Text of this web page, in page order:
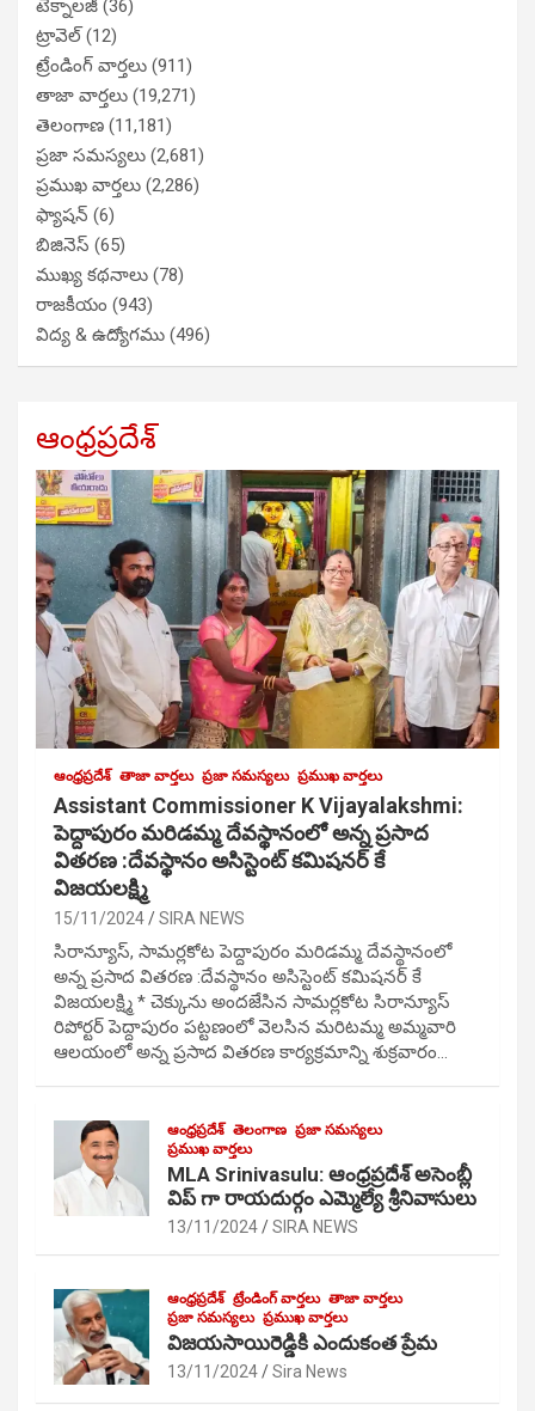
టెక్నాలజీ (36)
ట్రావెల్(12)
ట్రేండింగ్ వార్తలు (911)
తాజా వార్తలు (19,271)
తెలంగాణ (11,181)
ప్రజా సమస్యలు (2,681)
ప్రముఖ వార్తలు (2,286)
ఫ్యాషన్ (6)
బిజినెస్ (65)
ముఖ్య కథనాలు (78)
రాజకీయం (943)
విద్య & ఉద్యోగము (496)
ఆంధ్రప్రదేశ్
ఆంధ్రప్రదేశ్ తాజా వార్తలు ప్రజా సమస్యలు ప్రముఖ వార్తలు
Assistant Commissioner K Vijayalakshmi:
పెద్దాపురం మరిడమ్మ దేవస్థానంలో అన్న ప్రసాద
వితరణ :దేవస్థానం అసిస్టెంట్ కమిషనర్ కే
విజయలక్ష్మి
15/11/2024 SIRA NEWS
సిరాన్యూస్, సామర్లకోట పెద్దాపురం మరిడమ్మ దేవస్థానంలో
అన్న ప్రసాద వితరణ :దేవస్థానం అసిస్టెంట్ కమిషనర్ కే
విజయలక్ష్మి * చెక్కును అందజేసిన సామర్లకోట సిరాన్యూస్
రిపోర్టర్ పెద్దాపురం పట్టణంలో వెలసిన మరిటమ్మ అమ్మవారి
ఆలయంలో అన్న ప్రసాద వితరణ కార్యక్రమాన్ని శుక్రవారం…
ఆంధ్రప్రదేశ్ తెలంగాణ ప్రజా సమస్యలు
ప్రముఖ వార్తలు
MLA Srinivasulu: ఆంధ్రప్రదేశ్ అసెంబ్లీ
విప్ గా రాయదుర్గం ఎమ్మెల్యే శ్రీనివాసులు
13/11/2024 SIRA NEWS
ఆంధ్రప్రదేశ్ ట్రేండింగ్ వార్తలు తాజా వార్తలు
ప్రజా సమస్యలు ప్రముఖ వార్తలు
విజయసాయిరెడ్డికి ఎందుకంత ప్రేమ
13/11/2024 Sira News